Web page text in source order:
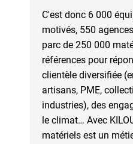
C'est donc 6 000
motivés, 550
parc de 250 000
références pour
clientèle diversifiée
artisans, PME,
industries), des
le climat… Avec
matériels est un